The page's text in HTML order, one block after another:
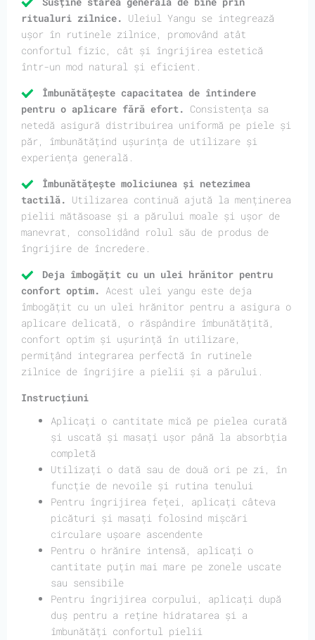
ritualuri zilnice. Uleiul Yangu se integrează
ușor în rutinele zilnice, promovând atât
confortul fizic, cât și îngrijirea estetică
într-un mod natural și eficient.
Îmbunătățește capacitatea de întindere
pentru o aplicare fără efort. Consistența sa
netedă asigură distribuirea uniformă pe piele și
păr, îmbunătățind ușurința de utilizare și
experiența generală.
Îmbunătățește moliciunea și netezimea
tactilă. Utilizarea continuă ajută la menținerea
pielii mătăsoase și a părului moale și ușor de
manevrat, consolidând rolul său de produs de
îngrijire de încredere.
Deja îmbogățit cu un ulei hrănitor pentru
confort optim. Acest ulei yangu este deja
îmbogățit cu un ulei hrănitor pentru a asigura o
aplicare delicată, o răspândire îmbunătățită,
confort optim și ușurință în utilizare,
permițând integrarea perfectă în rutinele
zilnice de îngrijire a pielii și a părului.
Instrucțiuni
Aplicați o cantitate mică pe pielea curată
și uscată și masați ușor până la absorbția
completă
Utilizați o dată sau de două ori pe zi, în
funcție de nevoile și rutina tenului
Pentru îngrijirea feței, aplicați câteva
picături și masați folosind mișcări
circulare ușoare ascendente
Pentru o hrănire intensă, aplicați o
cantitate puțin mai mare pe zonele uscate
sau sensibile
Pentru îngrijirea corpului, aplicați după
duș pentru a reține hidratarea și a
îmbunătăți confortul pielii